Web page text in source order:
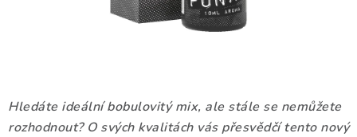
JEDNORÁZOVÉ A DOBÍJECÍ E-CIGARETY
PŘÍSLUŠENSTVÍ
Hledáte ideální bobulovitý mix, ale stále se nemůžete
rozhodnout? O svých kvalitách vás přesvědčí tento nový